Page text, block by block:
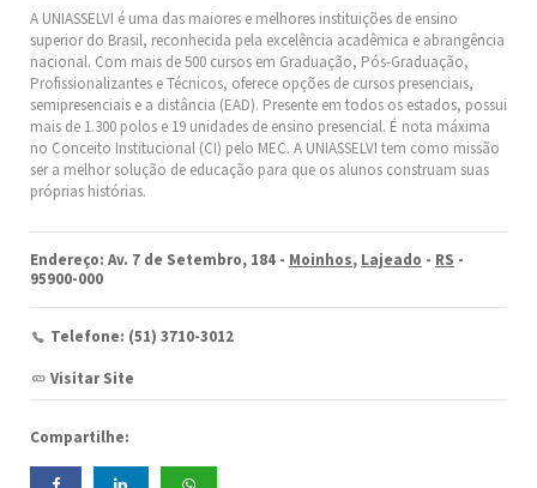
A UNIASSELVI é uma das maiores e melhores instituições de ensino
superior do Brasil, reconhecida pela excelência acadêmica e abrangência
nacional. Com mais de 500 cursos em Graduação, Pós-Graduação,
Profissionalizantes e Técnicos, oferece opções de cursos presenciais,
semipresenciais e a distância (EAD). Presente em todos os estados, possui
mais de 1.300 polos e 19 unidades de ensino presencial. É nota máxima
no Conceito Institucional (CI) pelo MEC. A UNIASSELVI tem como missão
ser a melhor solução de educação para que os alunos construam suas
próprias histórias.
Endereço: Av. 7 de Setembro, 184 - Moinhos, Lajeado - RS -
95900-000
Telefone: (51) 3710-3012
Visitar Site
Compartilhe: